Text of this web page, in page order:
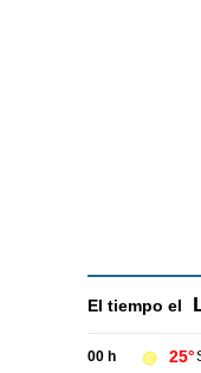
El tiempo el
00 h 25°